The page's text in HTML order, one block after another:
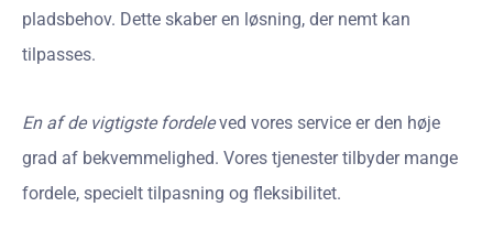
pladsbehov. Dette skaber en løsning, der nemt kan
tilpasses.
En af de vigtigste fordeleved vores service er den høje
grad af bekvemmelighed. Vores tjenester tilbyder mange
fordele, specielt tilpasning og fleksibilitet.